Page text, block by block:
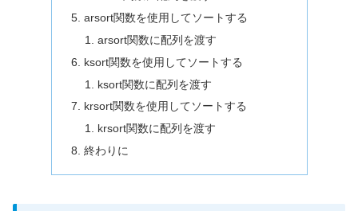
arsort関数を使用してソートする
arsort関数に配列を渡す
ksort関数を使用してソートする
ksort関数に配列を渡す
krsort関数を使用してソートする
krsort関数に配列を渡す
終わりに